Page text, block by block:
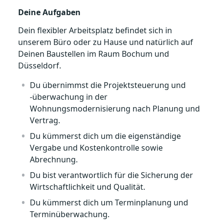
Deine Aufgaben
Dein flexibler Arbeitsplatz befindet sich in
unserem Büro oder zu Hause und natürlich auf
Deinen Baustellen im Raum Bochum und
Düsseldorf.
Du übernimmst die Projektsteuerung und
-überwachung in der
Wohnungsmodernisierung nach Planung und
Vertrag.
Du kümmerst dich um die eigenständige
Vergabe und Kostenkontrolle sowie
Abrechnung.
Du bist verantwortlich für die Sicherung der
Wirtschaftlichkeit und Qualität.
Du kümmerst dich um Terminplanung und
Terminüberwachung.